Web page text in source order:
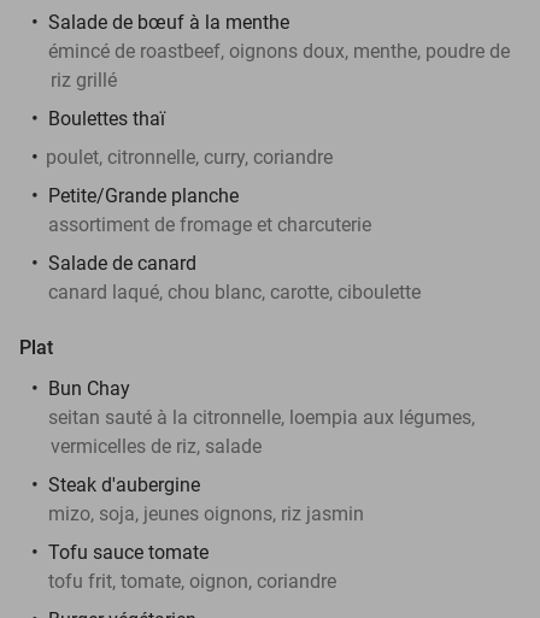
Salade de bœuf à la menthe
émincé de roastbeef, oignons doux, menthe, poudre de
riz grillé
Boulettes thaï
poulet, citronnelle, curry, coriandre
Petite/Grande planche
assortiment de fromage et charcuterie
Salade de canard
canard laqué, chou blanc, carotte, ciboulette
Plat
Bun Chay
seitan sauté à la citronnelle, loempia aux légumes,
vermicelles de riz, salade
Steak d'aubergine
mizo, soja, jeunes oignons, riz jasmin
Tofu sauce tomate
tofu frit, tomate, oignon, coriandre